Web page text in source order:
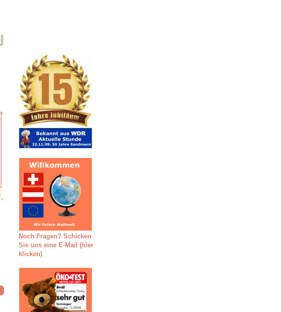
Noch Fragen? Schicken
Sie uns eine E-Mail (hier
klicken)